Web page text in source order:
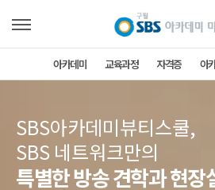
아카데미 교육과정 자격증 아
SBS아카데미뷰티스쿨,
SBS 네트워크만의
특별한 방송 견학과 현장